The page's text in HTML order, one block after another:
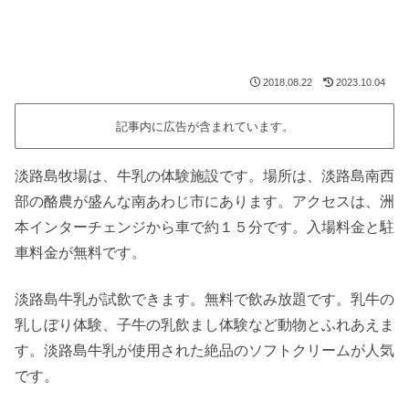
2018.08.22 2023.10.04
記事内に広告が含まれています。
淡路島牧場は、牛乳の体験施設です。場所は、淡路島南西
部の酪農が盛んな南あわじ市にあります。アクセスは、洲
本インターチェンジから車で約１５分です。入場料金と駐
車料金が無料です。
淡路島牛乳が試飲できます。無料で飲み放題です。乳牛の
乳しぼり体験、子牛の乳飲まし体験など動物とふれあえま
す。淡路島牛乳が使用された絶品のソフトクリームが人気
です。